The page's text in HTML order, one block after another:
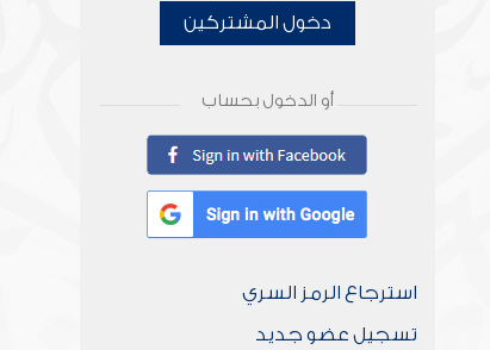
دخول المشتركين
أو الدخول بحساب
استرجاع الرمز السري
تسجيل عضو جديد